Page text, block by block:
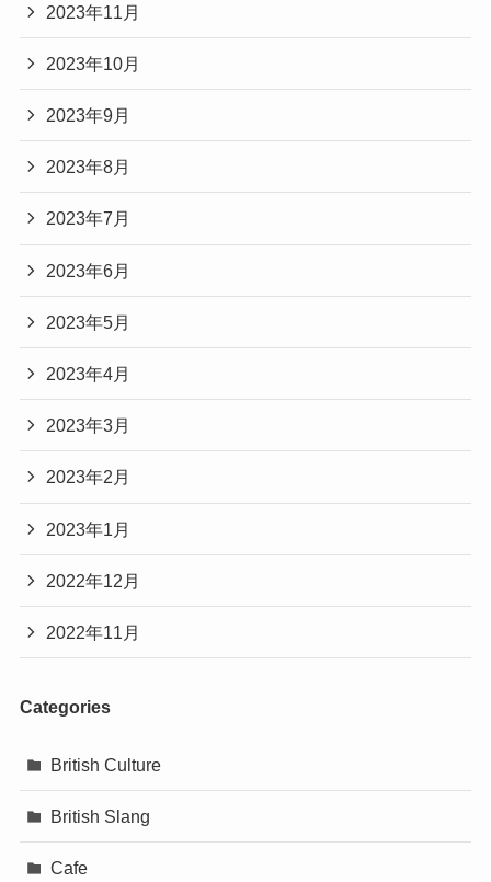
2023年11月
2023年10月
2023年9月
2023年8月
2023年7月
2023年6月
2023年5月
2023年4月
2023年3月
2023年2月
2023年1月
2022年12月
2022年11月
Categories
British Culture
British Slang
Cafe